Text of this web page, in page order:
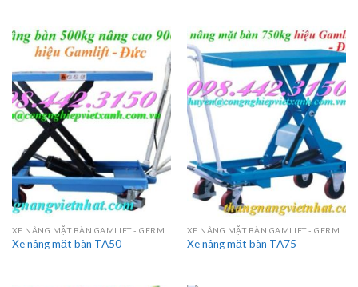
Xe nâng mặt bàn TA50 Xe nâng mặt bàn TA75